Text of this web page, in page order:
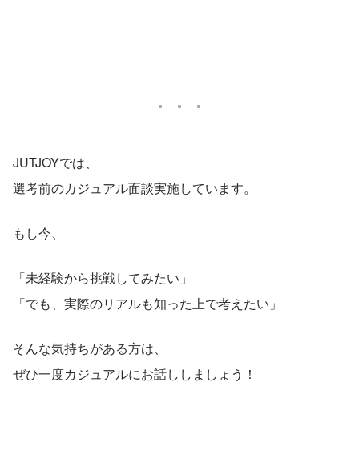
JUTJOYでは、
選考前のカジュアル面談実施しています。
もし今、
「未経験から挑戦してみたい」
「でも、実際のリアルも知った上で考えたい」
そんな気持ちがある方は、
ぜひ一度カジュアルにお話ししましょう！